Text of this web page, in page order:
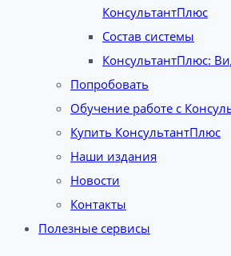
КонсультантПлюс
Состав системы
КонсультантПлюс:
Попробовать
Обучение работе с
Купить КонсультантПлюс
Наши издания
Новости
Контакты
Полезные сервисы